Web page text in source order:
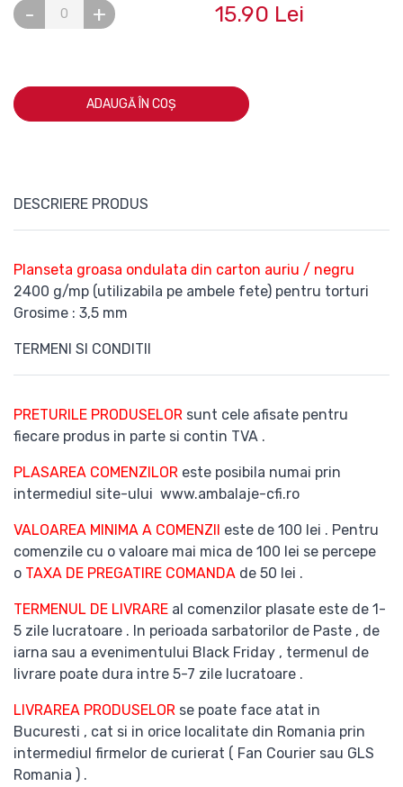
- + 15.90 Lei
ADAUGĂ ÎN COȘ
DESCRIERE PRODUS
Planseta groasa ondulata din carton auriu / negru
2400 g/mp (utilizabila pe ambele fete) pentru torturi
Grosime : 3,5 mm
TERMENI SI CONDITII
PRETURILE PRODUSELOR sunt cele afisate pentru
fiecare produs in parte si contin TVA .
PLASAREA COMENZILOR este posibila numai prin
intermediul site-ului www.ambalaje-cfi.ro
VALOAREA MINIMA A COMENZII este de 100 lei . Pentru
comenzile cu o valoare mai mica de 100 lei se percepe
o TAXA DE PREGATIRE COMANDA de 50 lei .
TERMENUL DE LIVRARE al comenzilor plasate este de 1-
5 zile lucratoare . In perioada sarbatorilor de Paste , de
iarna sau a evenimentului Black Friday , termenul de
livrare poate dura intre 5-7 zile lucratoare .
LIVRAREA PRODUSELOR se poate face atat in
Bucuresti , cat si in orice localitate din Romania prin
intermediul firmelor de curierat ( Fan Courier sau GLS
Romania ) .